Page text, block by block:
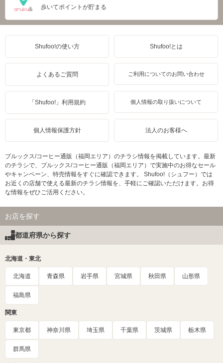
歩いてポイントが貯まる
Shufoo!の使い方 Shufoo!とは
よくあるご質問 ご利用についてのお問い合わせ
「Shufoo!」利用規約 個人情報の取り扱いについて
個人情報保護方針 法人のお客様へ
ブルックス/コーヒー通販（福岡エリア）のチラシ情報を掲載しています。最新
のチラシで、ブルックス/コーヒー通販（福岡エリア）で実施中のお得なセール
やキャンペーン、特売情報をすぐに確認できます。 Shufoo!（シュフー）では
お近くの店舗で使える最新のチラシ情報を、手軽にご確認いただけます。お得
な情報をぜひご活用ください。
お店を探す
都道府県から探す
北海道・東北
北海道 青森県 岩手県 宮城県 秋田県 山形県
福島県
関東
東京都 神奈川県 埼玉県 千葉県 茨城県 栃木県
群馬県